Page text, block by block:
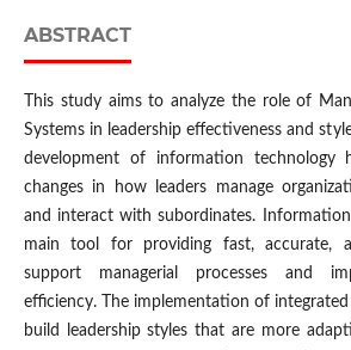
ABSTRACT
This study aims to analyze the role of
Systems in leadership effectiveness and
development of information technology
changes in how leaders manage
and interact with subordinates.
main tool for providing fast, accurate,
support managerial processes and
efficiency. The implementation of integrated
build leadership styles that are more